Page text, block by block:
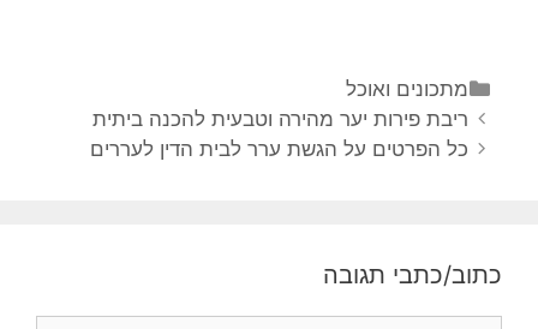
קטגוריות
מתכונים ואוכל
ניווט
פוסטים
ריבת פירות יער מהירה וטבעית להכנה ביתית
כל הפרטים על הגשת ערר לבית הדין לעררים
כתוב/כתבי תגובה